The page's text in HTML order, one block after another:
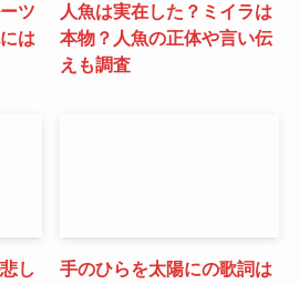
ツ
は
人魚は実在した？ミイラは
本物？人魚の正体や言い伝
えも調査
し
手のひらを太陽にの歌詞は